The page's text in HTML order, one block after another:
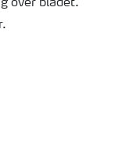
over bladet.